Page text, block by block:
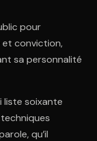
pour
et conviction,
sa personnalité
liste soixante
qu’il